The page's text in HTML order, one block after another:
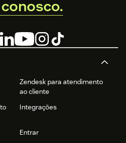
Zendesk para atendimento
ao cliente
Integrações
Entrar